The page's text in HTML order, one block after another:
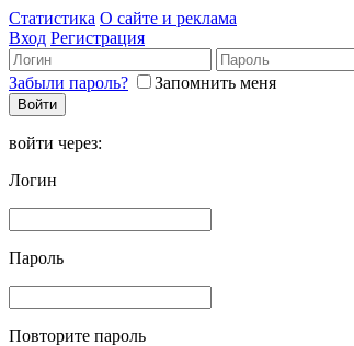
Статистика О сайте и реклама
Вход Регистрация
Забыли пароль? Запомнить меня
войти через:
Логин
Пароль
Повторите пароль